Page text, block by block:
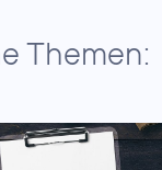
Themen: